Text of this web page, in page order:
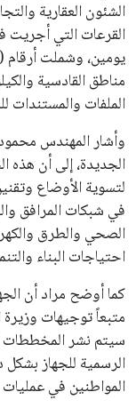
الشئون العقارية
القرعات التي أجريت
الملفات والمستندات
وأشار المهندس
الجديدة، إلى أن هذه
لتسوية الأوضاع
في شبكات المرافق
الصحي والطرق
احتياجات البناء
كما أوضح مراد أن
متبعاً توجيهات وزيرة
سيتم نشر المخططات
الرسمية للجهاز بشكل
المواطنين في